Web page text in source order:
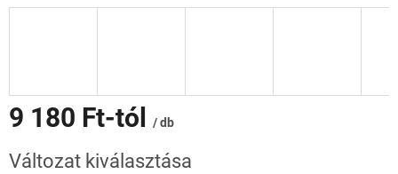
9 180 Ft-tól
/ db
Változat kiválasztása